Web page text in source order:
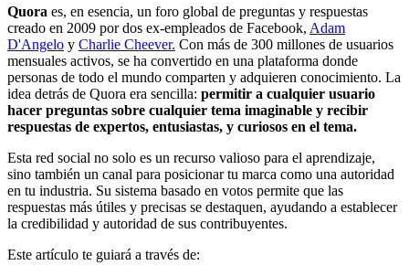
Quora es, en esencia, un foro global de preguntas y respuestas
creado en 2009 por dos ex-empleados de Facebook, Adam
D'Angelo y Charlie Cheever. Con más de 300 millones de usuarios
mensuales activos, se ha convertido en una plataforma donde
personas de todo el mundo comparten y adquieren conocimiento. La
idea detrás de Quora era sencilla: permitir a cualquier usuario
hacer preguntas sobre cualquier tema imaginable y recibir
respuestas de expertos, entusiastas, y curiosos en el tema.
Esta red social no solo es un recurso valioso para el aprendizaje,
sino también un canal para posicionar tu marca como una autoridad
en tu industria. Su sistema basado en votos permite que las
respuestas más útiles y precisas se destaquen, ayudando a establecer
la credibilidad y autoridad de sus contribuyentes.
Este artículo te guiará a través de: